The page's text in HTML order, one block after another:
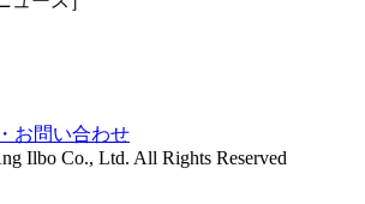
お問い合わせ
Ilbo Co., Ltd. All Rights Reserved